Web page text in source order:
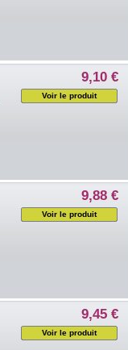
9,10 €
Voir le produit
9,88 €
Voir le produit
9,45 €
Voir le produit